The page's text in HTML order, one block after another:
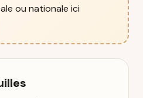
ou nationale ici